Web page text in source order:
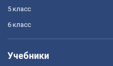
5 класс
6 класс
Учебники